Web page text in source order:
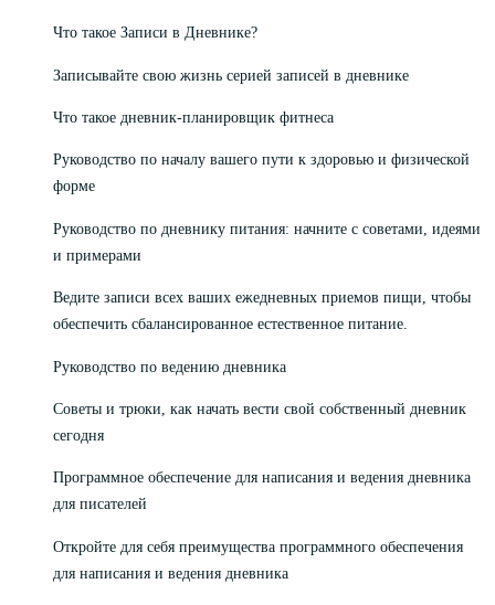
Что такое Записи в Дневнике?
Записывайте свою жизнь серией записей в дневнике
Что такое дневник-планировщик фитнеса
Руководство по началу вашего пути к здоровью и физической
форме
Руководство по дневнику питания: начните с советами, идеями
и примерами
Ведите записи всех ваших ежедневных приемов пищи, чтобы
обеспечить сбалансированное естественное питание.
Руководство по ведению дневника
Советы и трюки, как начать вести свой собственный дневник
сегодня
Программное обеспечение для написания и ведения дневника
для писателей
Откройте для себя преимущества программного обеспечения
для написания и ведения дневника